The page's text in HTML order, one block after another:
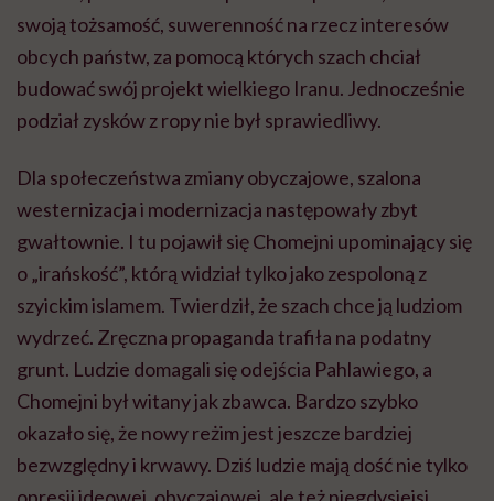
swoją tożsamość, suwerenność na rzecz interesów
obcych państw, za pomocą których szach chciał
budować swój projekt wielkiego Iranu. Jednocześnie
podział zysków z ropy nie był sprawiedliwy.
Dla społeczeństwa zmiany obyczajowe, szalona
westernizacja i modernizacja następowały zbyt
gwałtownie. I tu pojawił sięChomejni upominający się
o „irańskość”, którą widział tylko jako zespoloną z
szyickim islamem. Twierdził, że szach chce ją ludziom
wydrzeć. Zręczna propaganda trafiła na podatny
grunt. Ludzie domagali się odejścia Pahlawiego, a
Chomejni był witany jak zbawca. Bardzo szybko
okazało się, że nowy reżim jest jeszcze bardziej
bezwzględny i krwawy. Dziś ludzie mają dość nie tylko